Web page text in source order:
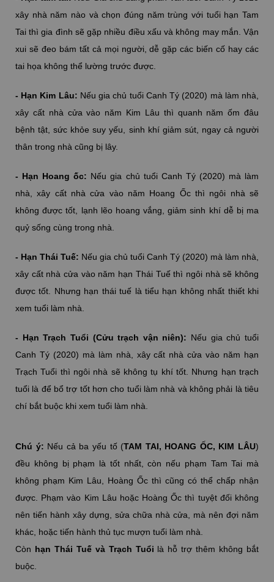
xây nhà năm nào và chọn đúng năm trùng với tuổi hạn Tam
Tai thì gia đình sẽ gặp nhiều điều xấu và không may mắn. Vận
xui sẽ đeo bám tất cả mọi người, dễ gặp các biến cố hay các
tai họa không thể lường trước được.
- Hạn Kim Lâu: Nếu gia chủ tuổi Canh Tý (2020) mà làm nhà,
xây cất nhà cửa vào năm Kim Lâu thì quanh năm ốm đâu
bệnh tật, sức khỏe suy yếu, sinh khí giảm sút, ngay cả người
thân trong nhà cũng bị lây.
- Hạn Hoang ốc: Nếu gia chủ tuổi Canh Tý (2020) mà làm
nhà, xây cất nhà cửa vào năm Hoang Ốc thì ngôi nhà sẽ
không được tốt, lạnh lẽo hoang vắng, giảm sinh khí dễ bị ma
quỷ sống cùng trong nhà.
- Hạn Thái Tuế: Nếu gia chủ tuổi Canh Tý (2020) mà làm nhà,
xây cất nhà cửa vào năm hạn Thái Tuế thì ngôi nhà sẽ không
được tốt. Nhưng hạn thái tuế là tiểu hạn không nhất thiết khi
xem tuổi làm nhà.
- Hạn Trạch Tuổi (Cửu trạch vận niên): Nếu gia chủ tuổi
Canh Tý (2020) mà làm nhà, xây cất nhà cửa vào năm hạn
Trạch Tuổi thì ngôi nhà sẽ không tụ khí tốt. Nhưng hạn trạch
tuổi là để bổ trợ tốt hơn cho tuổi làm nhà và không phải là tiêu
chí bắt buộc khi xem tuổi làm nhà.
Chú ý: Nếu cả ba yếu tố (TAM TAI, HOANG ỐC, KIM LÂU)
đều không bị phạm là tốt nhất, còn nếu phạm Tam Tai mà
không phạm Kim Lâu, Hoàng Ốc thì cũng có thể chấp nhận
được. Phạm vào Kim Lâu hoặc Hoàng Ốc thì tuyệt đối không
nên tiến hành xây dựng, sửa chữa nhà cửa, mà nên đợi năm
khác, hoặc tiến hành thủ tục mượn tuổi làm nhà.
Còn hạn Thái Tuế và Trạch Tuổi là hỗ trợ thêm không bắt
buộc.